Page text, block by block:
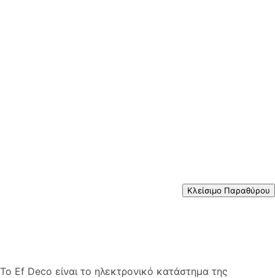
Κλείσιμο Παραθύρου
Το Ef Deco είναι το ηλεκτρονικό κατάστημα της